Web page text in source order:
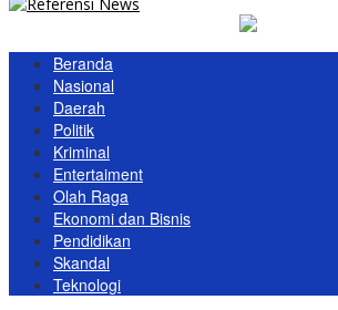
Beranda
Nasional
Daerah
Politik
Kriminal
Entertaiment
Olah Raga
Ekonomi dan Bisnis
Pendidikan
Skandal
Teknologi